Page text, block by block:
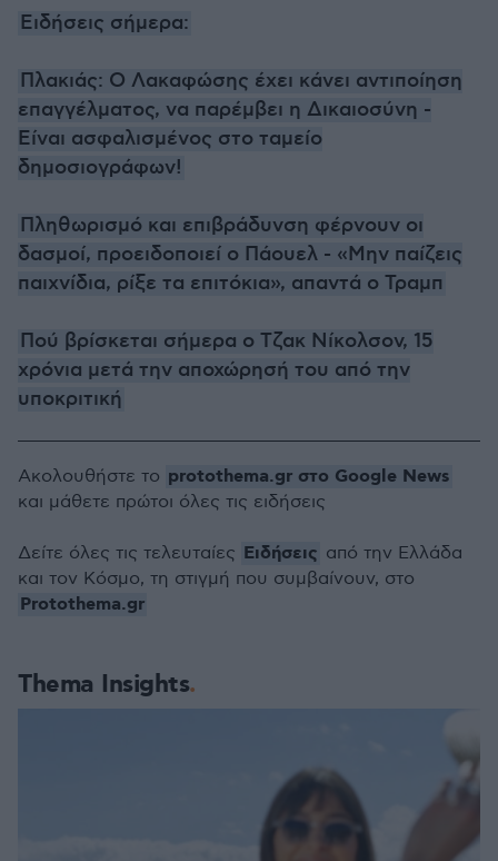
Ειδήσεις σήμερα:
Πλακιάς: Ο Λακαφώσης έχει κάνει αντιποίηση
επαγγέλματος, να παρέμβει η Δικαιοσύνη -
Είναι ασφαλισμένος στο ταμείο
δημοσιογράφων!
Πληθωρισμό και επιβράδυνση φέρνουν οι
δασμοί, προειδοποιεί ο Πάουελ - «Μην παίζεις
παιχνίδια, ρίξε τα επιτόκια», απαντά ο Τραμπ
Πού βρίσκεται σήμερα ο Τζακ Νίκολσον, 15
χρόνια μετά την αποχώρησή του από την
υποκριτική
Thema Insights
Ακολουθήστε το protothema.gr στο Google News
και μάθετε πρώτοι όλες τις ειδήσεις
Δείτε όλες τις τελευταίες Ειδήσεις από την Ελλάδα
και τον Κόσμο, τη στιγμή που συμβαίνουν, στο
Protothema.gr